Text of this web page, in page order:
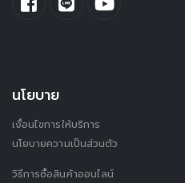
นโยบาย
เงื่อนไขการให้บริการ
นโยบายความเป็นส่วนตัว
วิธีการซื้อสินค้าออนไลน์